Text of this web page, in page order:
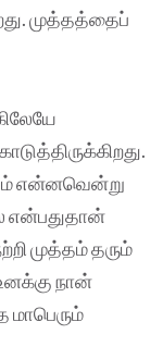
முத்தத்தைப்
என்னவென்று
என்பதுதான்
முத்தம் தரும்
நான்
மாபெரும்